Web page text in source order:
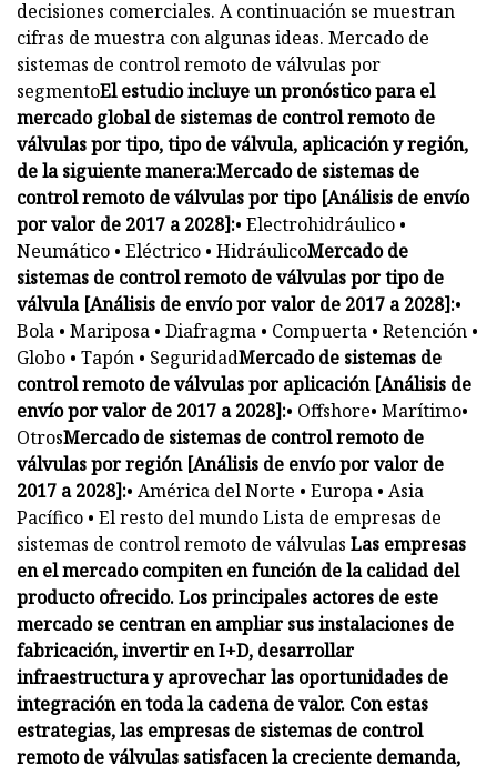
decisiones comerciales. A continuación se muestran
cifras de muestra con algunas ideas. Mercado de
sistemas de control remoto de válvulas por
segmentoEl estudio incluye un pronóstico para el
mercado global de sistemas de control remoto de
válvulas por tipo, tipo de válvula, aplicación y región,
de la siguiente manera:Mercado de sistemas de
control remoto de válvulas por tipo [Análisis de envío
por valor de 2017 a 2028]:• Electrohidráulico •
Neumático • Eléctrico • HidráulicoMercado de
sistemas de control remoto de válvulas por tipo de
válvula [Análisis de envío por valor de 2017 a 2028]:•
Bola • Mariposa • Diafragma • Compuerta • Retención •
Globo • Tapón • SeguridadMercado de sistemas de
control remoto de válvulas por aplicación [Análisis de
envío por valor de 2017 a 2028]:• Offshore• Marítimo•
OtrosMercado de sistemas de control remoto de
válvulas por región [Análisis de envío por valor de
2017 a 2028]:• América del Norte • Europa • Asia
Pacífico • El resto del mundo Lista de empresas de
sistemas de control remoto de válvulas Las empresas
en el mercado compiten en función de la calidad del
producto ofrecido. Los principales actores de este
mercado se centran en ampliar sus instalaciones de
fabricación, invertir en I+D, desarrollar
infraestructura y aprovechar las oportunidades de
integración en toda la cadena de valor. Con estas
estrategias, las empresas de sistemas de control
remoto de válvulas satisfacen la creciente demanda,